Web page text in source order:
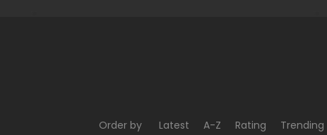
Order by Latest A-Z Rating Trending